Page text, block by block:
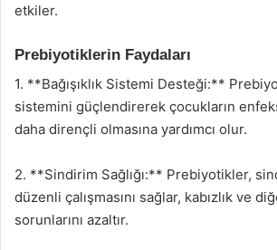
etkiler.
Prebiyotiklerin Faydaları
1. **Bağışıklık Sistemi Desteği:**
sistemini güçlendirerek çocukların
daha dirençli olmasına yardımcı olur.
2. **Sindirim Sağlığı:** Prebiyotikler,
düzenli çalışmasını sağlar, kabızlık ve
sorunlarını azaltır.